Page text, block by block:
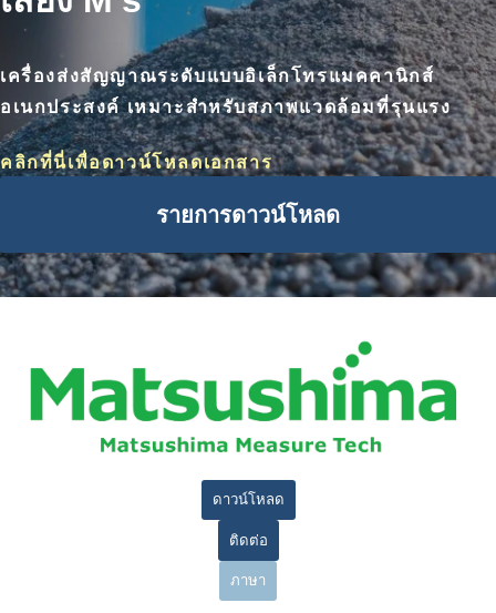
เครื่องส่งสัญญาณระดับแบบอิเล็กโทรแมคคานิกส์
อเนกประสงค์ เหมาะสำหรับสภาพแวดล้อมที่รุนแรง
คลิกที่นี่เพื่อดาวน์โหลดเอกสาร
รายการดาวน์โหลด
ดาวน์โหลด
ติดต่อ
ภาษา